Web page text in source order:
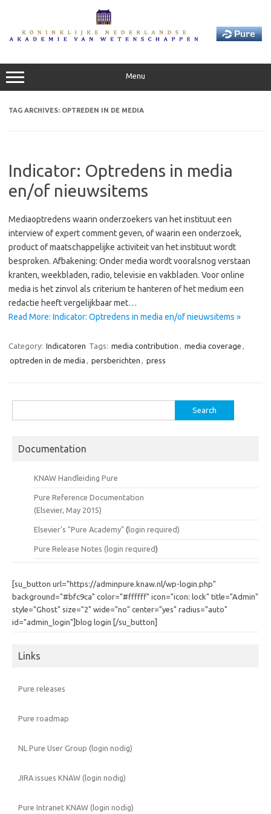
Menu
TAG ARCHIVES: OPTREDEN IN DE MEDIA
Indicator: Optredens in media
en/of nieuwsitems
Mediaoptredens waarin onderzoekers van het instituut een
interview of expert comment geven, of waarin een onderzoek,
product of maatschappelijke activiteit van het instituut wordt
besproken. Afbakening: Onder media wordt vooralsnog verstaan
kranten, weekbladen, radio, televisie en vakbladen. Voor online
media is het zinvol als criterium te hanteren of het medium een
redactie heeft vergelijkbaar met…
Read More: Indicator: Optredens in media en/of nieuwsitems »
Category: Indicatoren Tags: media contribution , media coverage ,
optreden in de media , persberichten , press
for:
Documentation
KNAW Handleiding Pure
Pure Reference Documentation
(Elsevier, May 2015)
Elsevier's "Pure Academy" (login required)
Pure Release Notes (login required)
[su_button url="https://adminpure.knaw.nl/wp-login.php"
background="#bfc9ca" color="#ffffff" icon="icon: lock" title="Admin"
style="Ghost" size="2" wide="no" center="yes" radius="auto"
id="admin_login"]blog login [/su_button]
Links
Pure releases
Pure roadmap
NL Pure User Group (login nodig)
JIRA issues KNAW (login nodig)
Pure Intranet KNAW (login nodig)